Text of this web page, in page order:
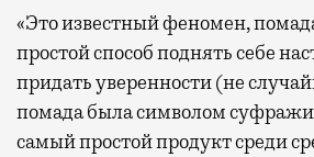
«Это известный феномен,
простой способ поднять себе
придать уверенности (не
помада была символом
самый простой продукт среди